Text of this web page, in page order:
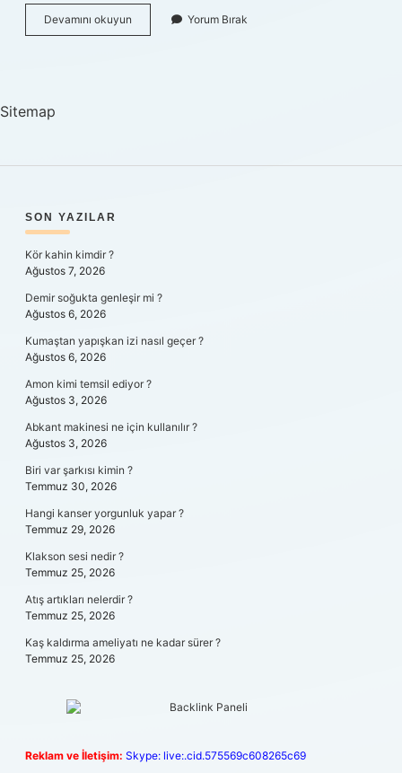
Devamını okuyun
Nal
Yorum Bırak
Sitemap
SIDEBAR
SON YAZILAR
Kör kahin kimdir ?
Ağustos 7, 2026
Demir soğukta genleşir mi ?
Ağustos 6, 2026
Kumaştan yapışkan izi nasıl geçer ?
Ağustos 6, 2026
Amon kimi temsil ediyor ?
Ağustos 3, 2026
Abkant makinesi ne için kullanılır ?
Ağustos 3, 2026
Biri var şarkısı kimin ?
Temmuz 30, 2026
Hangi kanser yorgunluk yapar ?
Temmuz 29, 2026
Klakson sesi nedir ?
Temmuz 25, 2026
Atış artıkları nelerdir ?
Temmuz 25, 2026
Kaş kaldırma ameliyatı ne kadar sürer ?
Temmuz 25, 2026
Reklam ve İletişim: Skype: live:.cid.575569c608265c69